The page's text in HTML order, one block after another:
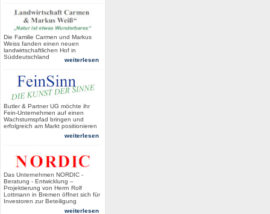
Die Familie Carmen und Markus
Weiss fanden einen neuen
landwirtschaftlichen Hof in
Süddeutschland
weiterlesen
Butler & Partner UG möchte ihr
Fein-Unternehmen auf einen
Wachstumspfad bringen und
erfolgreich am Markt positionieren
weiterlesen
Das Unternehmen NORDIC -
Beratung - Entwicklung –
Projektierung von Herrn Rolf
Lottmann in Bremen öffnet sich für
Investoren zur Beteiligung
weiterlesen